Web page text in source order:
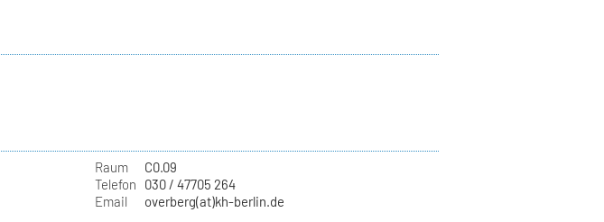
Raum
C0.09
Telefon
030 / 47705 264
Email
overberg(at)kh-berlin.de